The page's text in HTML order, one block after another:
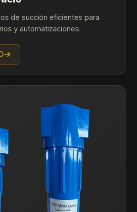
de succión eficientes para
y automatizaciones.